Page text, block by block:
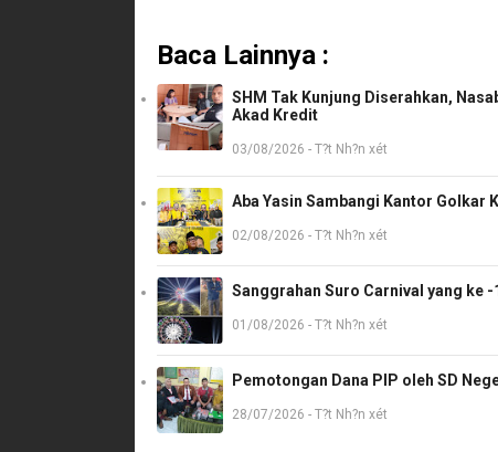
Baca Lainnya :
SHM Tak Kunjung Diserahkan,
Akad Kredit
03/08/2026 - T?t Nh?n xét
Aba Yasin Sambangi Kantor Golkar
02/08/2026 - T?t Nh?n xét
Sanggrahan Suro Carnival yang ke -
01/08/2026 - T?t Nh?n xét
Pemotongan Dana PIP oleh SD
28/07/2026 - T?t Nh?n xét